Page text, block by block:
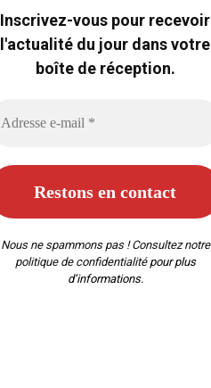
Inscrivez-vous pour recevoir
l'actualité du jour dans votre
boîte de réception.
Nous ne spammons pas ! Consultez notre
politique de confidentialitépour plus
d’informations.